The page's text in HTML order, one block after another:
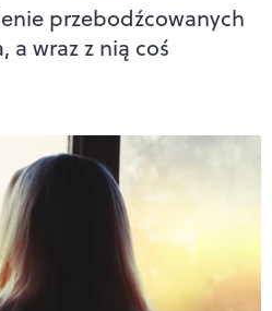
przebodźcowanych
a wraz z nią coś